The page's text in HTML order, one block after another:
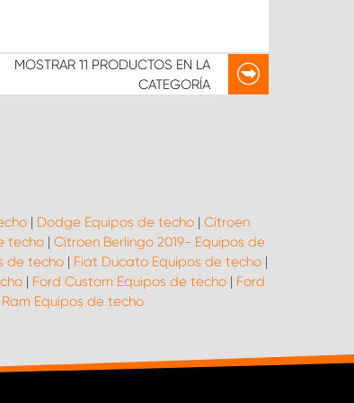
MOSTRAR11 PRODUCTOS EN LA
CATEGORÍA
| Dodge Equipos de techo| Citroen
techo| Citroen Berlingo 2019- Equipos de
de techo | Fiat Ducato Equipos de techo |
| Ford Custom Equipos de techo | Ford
Equipos de techo